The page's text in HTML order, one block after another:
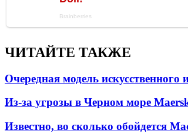
ЧИТАЙТЕ ТАКЖЕ
Очередная модель
Из-за угрозы в Черном море
Известно, во сколько обойдется